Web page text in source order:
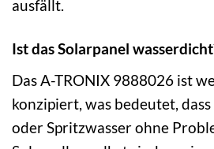
ausfällt.
Ist das Solarpanel
Das A-TRONIX 9888026 ist
konzipiert, was bedeutet,
oder Spritzwasser ohne